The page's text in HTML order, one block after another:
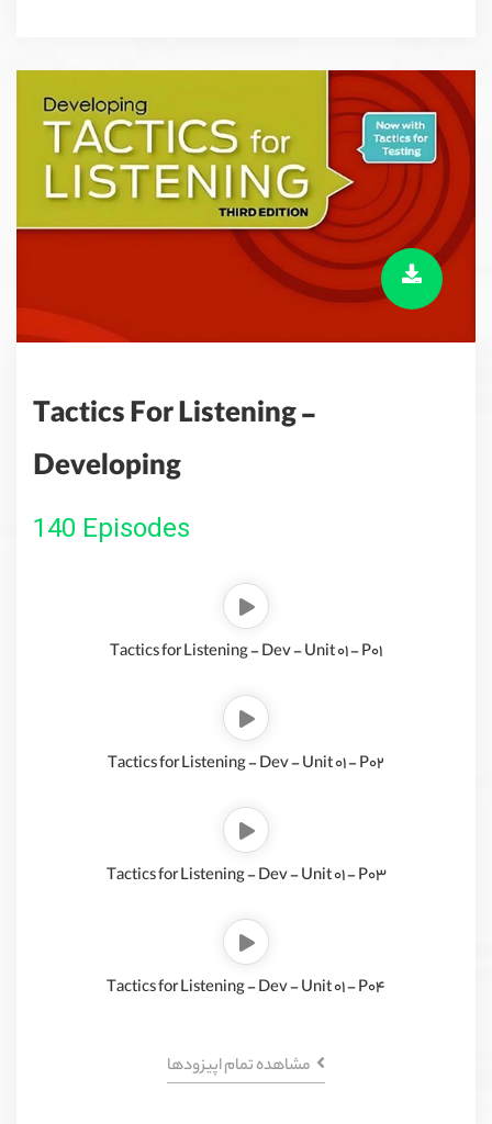
Tactics For Listening -
Developing
140 Episodes
Tactics for Listening - Dev - Unit 01 - P01
Tactics for Listening - Dev - Unit 01 - P02
Tactics for Listening - Dev - Unit 01 - P03
Tactics for Listening - Dev - Unit 01 - P04